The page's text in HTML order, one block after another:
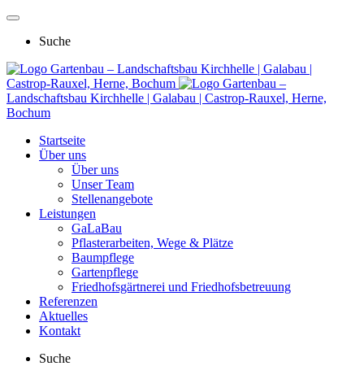
Suche
Gartenbau – Landschaftsbau Kirchhelle | Galabau |
Castrop-Rauxel, Herne, Bochum
Gartenbau –
Landschaftsbau Kirchhelle | Galabau | Castrop-Rauxel, Herne,
Bochum
Startseite
Über uns
Über uns
Unser Team
Stellenangebote
Leistungen
GaLaBau
Pflasterarbeiten, Wege & Plätze
Baumpflege
Gartenpflege
Friedhofsgärtnerei und Friedhofsbetreuung
Referenzen
Aktuelles
Kontakt
Suche